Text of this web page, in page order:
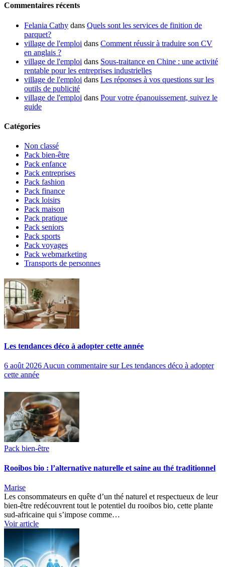
Commentaires récents
Felania Cathy dans Quels sont les services de finition de
parquet?
village de l'emploi dans Comment réussir à traduire son CV
en anglais ?
village de l'emploi dans Sous-traitance en Chine : une activité
rentable pour les entreprises industrielles
village de l'emploi dans Les réponses à vos questions sur les
outils de publicité
village de l'emploi dans Pour votre épanouissement, suivez le
guide
Catégories
Non classé
Pack bien-être
Pack enfance
Pack entreprises
Pack fashion
Pack finance
Pack loisirs
Pack maison
Pack pratique
Pack seniors
Pack sports
Pack voyages
Pack webmarketing
Transports de personnes
Les tendances déco à adopter cette année
6 août 2026 Aucun commentaire sur Les tendances déco à adopter
cette année
Pack bien-être
Rooibos bio : l’alternative naturelle et saine au thé traditionnel
Marise
Les consommateurs en quête d’un thé naturel et respectueux de leur
bien-être redécouvrent tout le potentiel du rooibos bio, cette plante
sud-africaine qui s’impose comme…
Voir article